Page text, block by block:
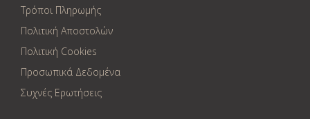
Τρόποι Πληρωμής
Πολιτική Αποστολών
Πολιτική Cookies
Προσωπικά Δεδομένα
Συχνές Ερωτήσεις